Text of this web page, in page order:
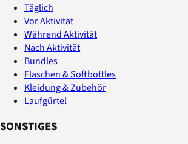
Täglich
Vor Aktivität
Während Aktivität
Nach Aktivität
Bundles
Flaschen & Softbottles
Kleidung & Zubehör
Laufgürtel
SONSTIGES